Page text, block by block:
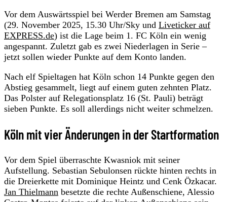
Vor dem Auswärtsspiel bei Werder Bremen am Samstag
(29. November 2025, 15.30 Uhr/Sky und Liveticker auf
EXPRESS.de) ist die Lage beim 1. FC Köln ein wenig
angespannt. Zuletzt gab es zwei Niederlagen in Serie –
jetzt sollen wieder Punkte auf dem Konto landen.
Nach elf Spieltagen hat Köln schon 14 Punkte gegen den
Abstieg gesammelt, liegt auf einem guten zehnten Platz.
Das Polster auf Relegationsplatz 16 (St. Pauli) beträgt
sieben Punkte. Es soll allerdings nicht weiter schmelzen.
Köln mit vier Änderungen in der Startformation
Vor dem Spiel überraschte Kwasniok mit seiner
Aufstellung. Sebastian Sebulonsen rückte hinten rechts in
die Dreierkette mit Dominique Heintz und Cenk Özkacar.
Jan Thielmann besetzte die rechte Außenschiene, Alessio